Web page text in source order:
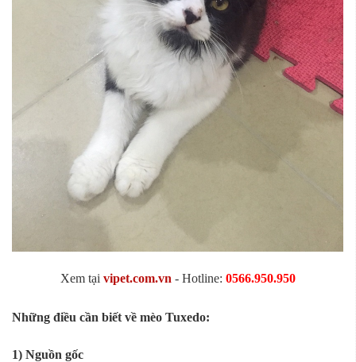
Xem tại vipet.com.vn - Hotline: 0566.950.950
Những điều cần biết về mèo Tuxedo:
1) Nguồn gốc